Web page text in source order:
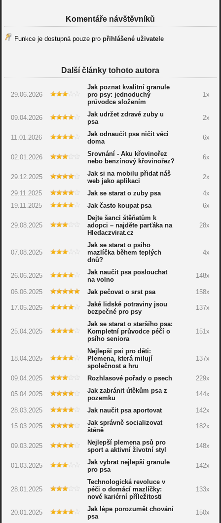
Komentáře návštěvníků
Funkce je dostupná pouze pro přihlášené uživatele
Další články tohoto autora
29.06.2026
Jak poznat kvalitní granule
pro psy: jednoduchý
průvodce složením
1x
09.04.2026
Jak udržet zdravé zuby u
psa
2x
11.01.2026
Jak odnaučit psa ničit věci
doma
6x
02.01.2026
Srovnání - Aku křovinořez
nebo benzínový křovinořez?
6x
29.12.2025
Jak si na mobilu přidat náš
web jako aplikaci
2x
29.11.2025 Jak se starat o zuby psa
4x
19.11.2025
Jak často koupat psa 6x
29.08.2025
Dejte šanci štěňatům k
adopci – najděte parťáka na
Hledaczvirat.cz
28x
07.08.2025
Jak se starat o psího
mazlíčka během teplých
dnů?
4x
26.06.2025
Jak naučit psa poslouchat
na volno
148x
06.06.2025 Jak pečovat o srst psa 158x
17.05.2025
Jaké lidské potraviny jsou
bezpečné pro psy
137x
25.04.2025
Jak se starat o staršího psa:
Kompletní průvodce péčí o
psího seniora
151x
18.04.2025
Nejlepší psi pro děti:
Plemena, která milují
společnost a hru
137x
09.04.2025 Rozhlasové pořady o psech 229x
05.04.2025
Jak zabránit útěkům psa z
pozemku
144x
28.03.2025 Jak naučit psa aportovat 142x
15.03.2025
Jak správně socializovat
štěně
182x
09.03.2025
Nejlepší plemena psů pro
sport a aktivní životní styl
148x
01.03.2025
Jak vybrat nejlepší granule
pro psa
142x
28.01.2025
Technologická revoluce v
péči o domácí mazlíčky:
nové kariérní příležitosti
133x
20.01.2025
Jak lépe porozumět chování
psa
150x